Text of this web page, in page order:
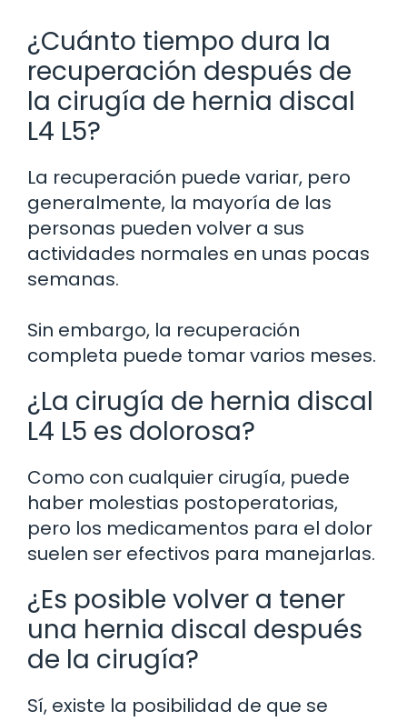
¿Cuánto tiempo dura la
recuperación después de
la cirugía de hernia discal
L4 L5?
La recuperación puede variar, pero
generalmente, la mayoría de las
personas pueden volver a sus
actividades normales en unas pocas
semanas.
Sin embargo, la recuperación
completa puede tomar varios meses.
¿La cirugía de hernia discal
L4 L5 es dolorosa?
Como con cualquier cirugía, puede
haber molestias postoperatorias,
pero los medicamentos para el dolor
suelen ser efectivos para manejarlas.
¿Es posible volver a tener
una hernia discal después
de la cirugía?
Sí, existe la posibilidad de que se